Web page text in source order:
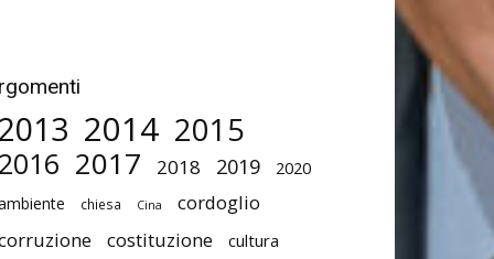
2014 2015
2017 2018 2019 2020
chiesa Cina
cordoglio
costituzione cultura